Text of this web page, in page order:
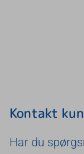
Kontakt
Har du